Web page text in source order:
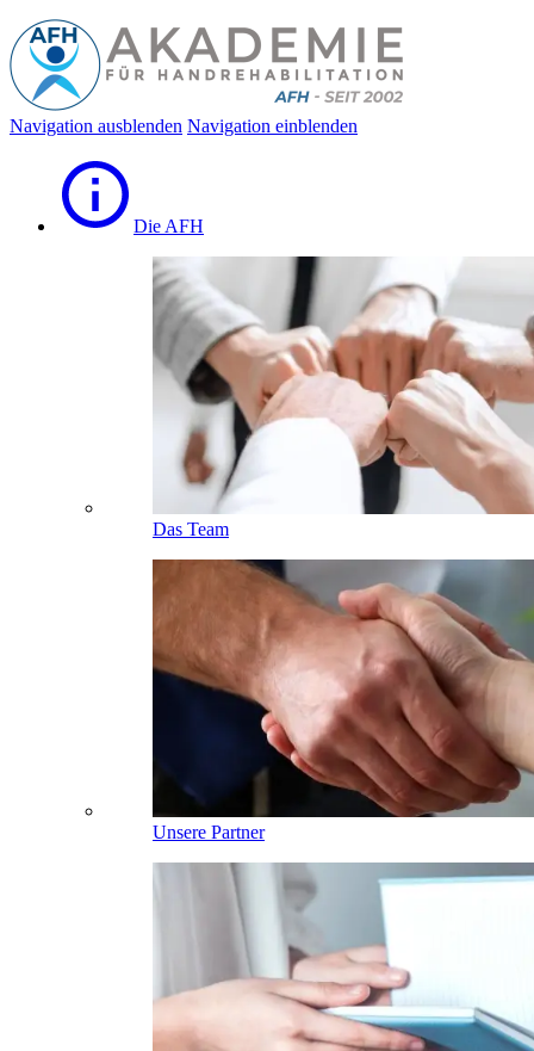
Navigation ausblenden Navigation einblenden
Die AFH
Das Team
Unsere Partner